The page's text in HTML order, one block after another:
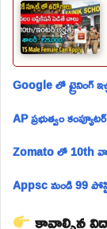
Google లో ట్రైనింగ్
AP ప్రభుత్వం
Zomato లో 10th
Appsc నుండి 99
కావాల్సిన